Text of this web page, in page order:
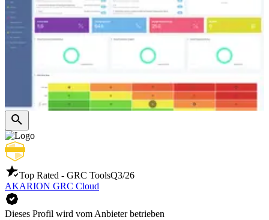
Top Rated - GRC ToolsQ3/26
AKARION GRC Cloud
Dieses Profil wird vom Anbieter betrieben